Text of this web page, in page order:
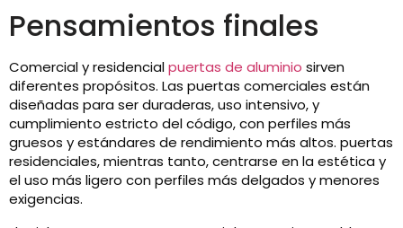
Pensamientos finales
Comercial y residencialpuertas de aluminio sirven
diferentes propósitos. Las puertas comerciales están
diseñadas para ser duraderas, uso intensivo, y
cumplimiento estricto del código, con perfiles más
gruesos y estándares de rendimiento más altos. puertas
residenciales, mientras tanto, centrarse en la estética y
el uso más ligero con perfiles más delgados y menores
exigencias.